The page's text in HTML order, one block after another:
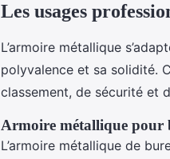
Les usages
L’armoire métallique
polyvalence et sa solidité.
classement, de sécurité et
Armoire métallique pour
L’armoire métallique de